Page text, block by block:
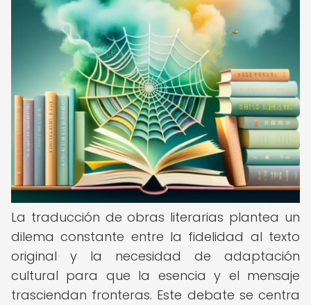
La traducción de obras literarias plantea un
dilema constante entre la fidelidad al texto
original y la necesidad de adaptación
cultural para que la esencia y el mensaje
trasciendan fronteras. Este debate se centra